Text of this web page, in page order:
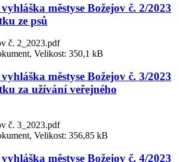
městyse Božejov č. 2/2023
ze psů
č. 2_2023.pdf
Velikost: 350,1 kB
městyse Božejov č. 3/2023
za užívání veřejného
č. 3_2023.pdf
Velikost: 356,85 kB
městyse Božejov č. 4/2023